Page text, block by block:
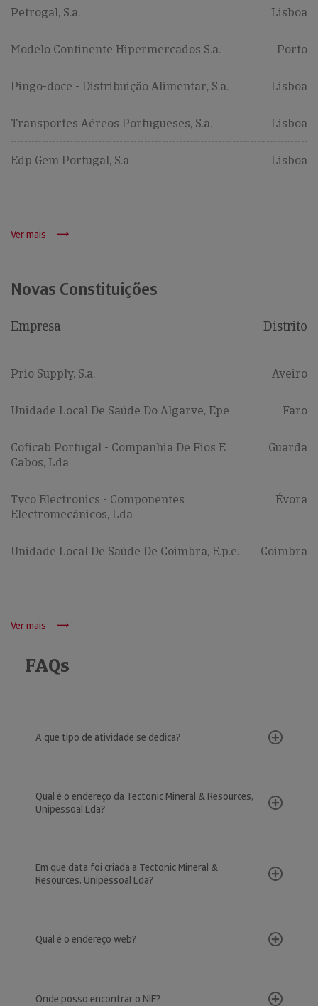
Petrogal, S.a. Lisboa
Modelo Continente Hipermercados S.a. Porto
Pingo-doce - Distribuição Alimentar, S.a. Lisboa
Transportes Aéreos Portugueses, S.a. Lisboa
Edp Gem Portugal, S.a Lisboa
Ver mais
Novas Constituições
Empresa Distrito
Prio Supply, S.a. Aveiro
Unidade Local De Saúde Do Algarve, Epe Faro
Coficab Portugal - Companhia De Fios E
Cabos, Lda
Guarda
Tyco Electronics - Componentes
Electromecânicos, Lda
Évora
Unidade Local De Saúde De Coimbra, E.p.e. Coimbra
Ver mais
FAQs
A que tipo de atividade se dedica?
Qual é o endereço da Tectonic Mineral & Resources,
Unipessoal Lda?
Em que data foi criada a Tectonic Mineral &
Resources, Unipessoal Lda?
Qual é o endereço web?
Onde posso encontrar o NIF?